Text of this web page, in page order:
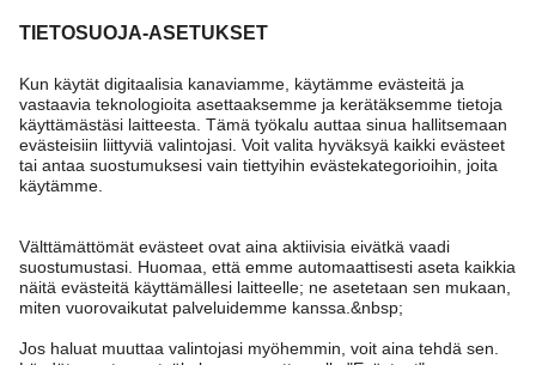
Tarvitsetko apua?
Asiakaspalvelu
Usein kysyttyä
Tilaus
Ota yhteyttä
Hae myymälä
Kappahl Club
Kappahl Club
Jäsenyysehdot
Tietoa Kappahl Group
Kestävä kehitys
Ehdot & käytännöt